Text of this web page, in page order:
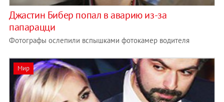
Джастин Бибер попал в аварию из-за
папарацци
Фотографы ослепили вспышками фотокамер водителя
Мир